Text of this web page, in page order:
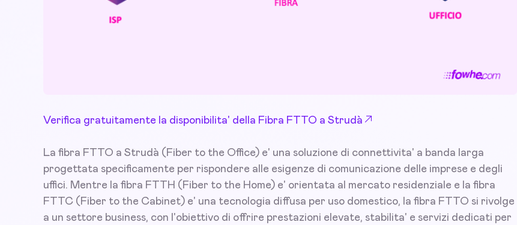
Verifica gratuitamente la disponibilita' della Fibra FTTO a Strudà
La fibra FTTO a Strudà (Fiber to the Office) e' una soluzione di connettivita' a banda larga
progettata specificamente per rispondere alle esigenze di comunicazione delle imprese e degli
uffici. Mentre la fibra FTTH (Fiber to the Home) e' orientata al mercato residenziale e la fibra
FTTC (Fiber to the Cabinet) e' una tecnologia diffusa per uso domestico, la fibra FTTO si rivolge
a un settore business, con l'obiettivo di offrire prestazioni elevate, stabilita' e servizi dedicati per